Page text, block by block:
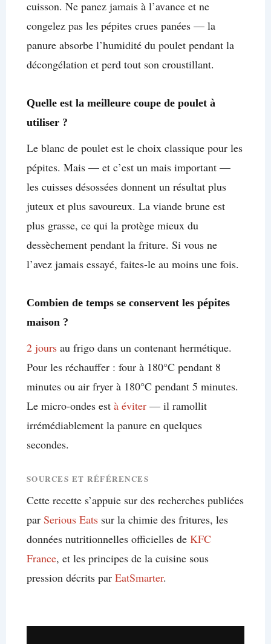
cuisson. Ne panez jamais à l’avance et ne
congelez pas les pépites crues panées — la
panure absorbe l’humidité du poulet pendant la
décongélation et perd tout son croustillant.
Quelle est la meilleure coupe de poulet à
utiliser ?
Le blanc de poulet est le choix classique pour les
pépites. Mais — et c’est un mais important —
les cuisses désossées donnent un résultat plus
juteux et plus savoureux. La viande brune est
plus grasse, ce qui la protège mieux du
dessèchement pendant la friture. Si vous ne
l’avez jamais essayé, faites-le au moins une fois.
Combien de temps se conservent les pépites
maison ?
2 joursau frigo dans un contenant hermétique.
Pour les réchauffer : four à 180°C pendant 8
minutes ou air fryer à 180°C pendant 5 minutes.
Le micro-ondes est à éviter— il ramollit
irrémédiablement la panure en quelques
secondes.
SOURCES ET RÉFÉRENCES
Cette recette s’appuie sur des recherches publiées
par Serious Eatssur la chimie des fritures, les
données nutritionnelles officielles de KFC
France, et les principes de la cuisine sous
pression décrits par EatSmarter.